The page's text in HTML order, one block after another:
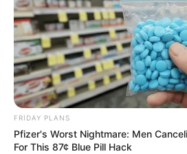
Zaur TikTok-dadır,
tarixdə -Turan
257
FRIDAY PLANS
Pfizer's Worst Nightmare: Men
For This 87¢ Blue Pill Hack